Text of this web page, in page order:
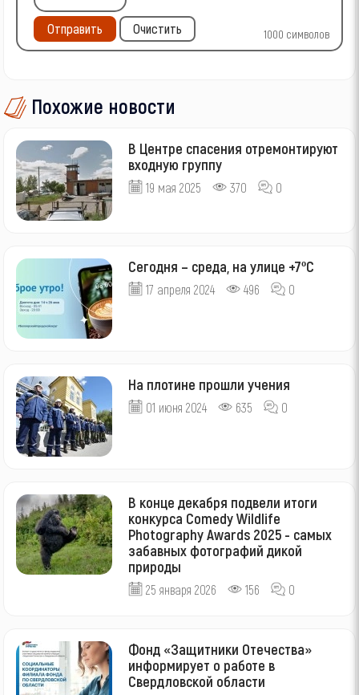
1000 символов
Отправить Очистить
Похожие новости
В Центре спасения отремонтируют
входную группу
19 мая 2025 370 0
Сегодня – среда, на улице +7ºС
17 апреля 2024 496 0
На плотине прошли учения
01 июня 2024 635 0
В конце декабря подвели итоги
конкурса Comedy Wildlife
Photography Awards 2025 - самых
забавных фотографий дикой
природы
25 января 2026 156 0
Фонд «Защитники Отечества»
информирует о работе в
Свердловской области